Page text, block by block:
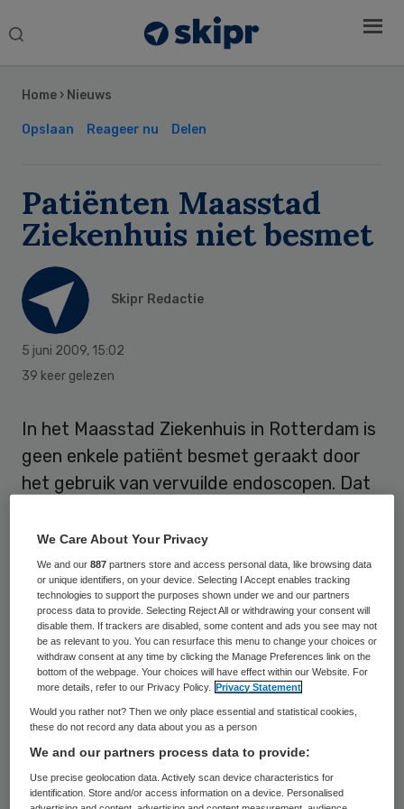
Search
Home › Nieuws
Opslaan Reageer nu Delen
Patiënten Maasstad
Ziekenhuis niet besmet
Skipr Redactie
5 juni 2009, 15:02
39 keer gelezen
In het Maasstad Ziekenhuis in Rotterdam is
geen enkele patiënt besmet geraakt door
het gebruik van vervuilde endoscopen. Dat
weten.
Besmettingsrisico
Hetziekenhuis sloeg op Hemelvaartsdag
alarm, nadat bij controle een defect aan het
licht was gekomen aan de
reinigingsmachine van endoscopen die voor
intern onderzoek worden gebruikt. Hierdoor
bestond een zeer kleine kans dat mensen
besmet waren geraakt met hepatitis B of C
Sidebar
We Care About Your Privacy
We and our887 partners store and access personal data, like browsing data
or unique identifiers, on your device. Selecting I Accept enables tracking
technologies to support the purposes shown under we and our partners
process data to provide. Selecting Reject All or withdrawing your consent will
disable them. If trackers are disabled, some content and ads you see may not
be as relevant to you. You can resurface this menu to change your choices or
withdraw consent at any time by clicking the Manage Preferences link on the
bottom of the webpage. Your choices will have effect within our Website. For
more details, refer to our Privacy Policy.
Privacy Statement
Would you rather not? Then we only place essential and statistical cookies,
these do not record any data about you as a person
We and our partners process data to provide:
Use precise geolocation data. Actively scan device characteristics for
identification. Store and/or access information on a device. Personalised